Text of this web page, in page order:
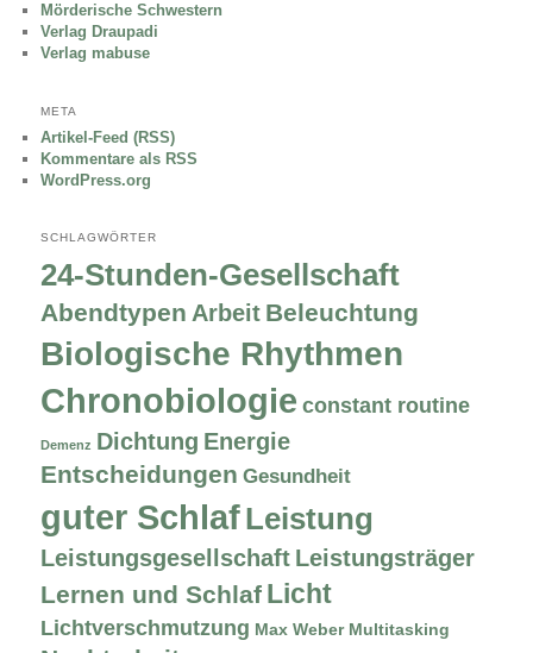
Mörderische Schwestern
Verlag Draupadi
Verlag mabuse
META
Artikel-Feed (RSS)
Kommentare als RSS
WordPress.org
SCHLAGWÖRTER
24-Stunden-Gesellschaft
Abendtypen Arbeit Beleuchtung
Biologische Rhythmen
Chronobiologie constant routine
Demenz Dichtung Energie
Entscheidungen Gesundheit
guter SchlafLeistung
Leistungsgesellschaft Leistungsträger
Lernen und Schlaf Licht
Lichtverschmutzung Max Weber Multitasking